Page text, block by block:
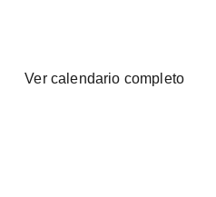
Ver calendario completo